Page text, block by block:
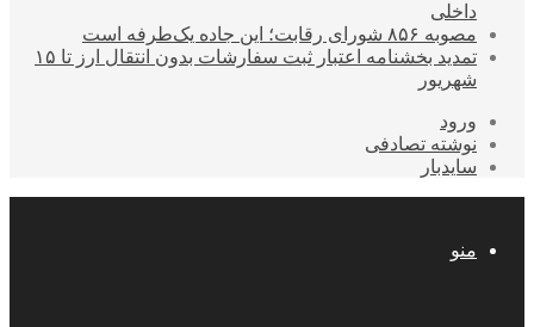
داخلی
مصوبه ۸۵۶ شورای رقابت؛ این جاده یک‌طرفه است
تمدید بخشنامه اعتبار ثبت سفارشات بدون انتقال ارز تا ۱۵
شهریور
ورود
نوشته تصادفی
سایدبار
منو